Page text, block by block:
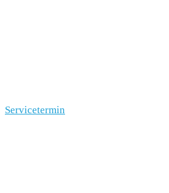
Servicetermin